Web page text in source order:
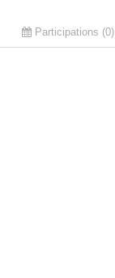
Participations (0)